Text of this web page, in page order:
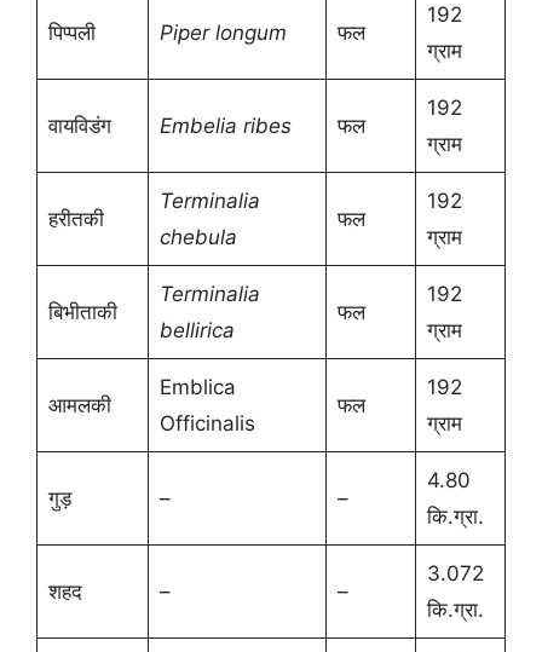
पिप्पली Piper longum फल
192
ग्राम
वायविडंग Embelia ribes फल
192
ग्राम
हरीतकी
Terminalia
chebula
फल
192
ग्राम
बिभीताकी
Terminalia
bellirica
फल
192
ग्राम
आमलकी
Emblica
Officinalis
फल
192
ग्राम
गुड़ – –
4.80
कि.ग्रा.
शहद – –
3.072
कि.ग्रा.